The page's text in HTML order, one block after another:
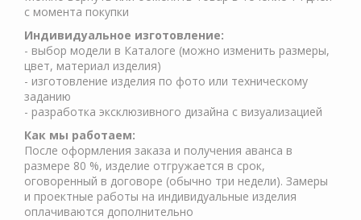
с момента покупки
Индивидуальное изготовление:
- выбор модели в Каталоге (можно изменить размеры,
цвет, материал изделия)
- изготовление изделия по фото или техническому
заданию
- разработка эксклюзивного дизайна с визуализацией
Как мы работаем:
После оформления заказа и получения аванса в
размере 80 %, изделие отгружается в срок,
оговоренный в договоре (обычно три недели). Замеры
и проектные работы на индивидуальные изделия
оплачиваются дополнительно